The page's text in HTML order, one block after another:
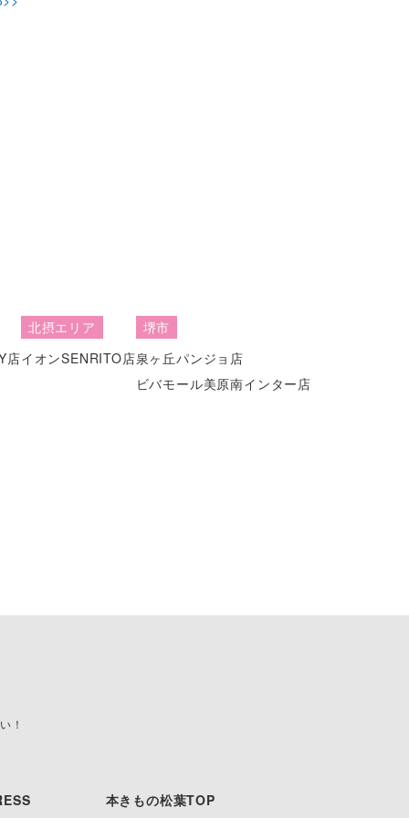
店
北摂エリア
イオンSENRITO店
堺市
泉ヶ丘パンジョ店
ビバモール美原南インター店
！
本きもの松葉TOP